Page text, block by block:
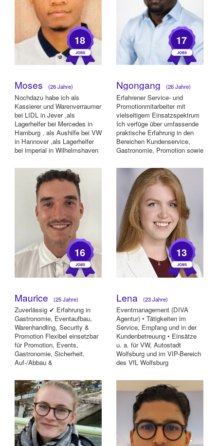
18
Moses (26 Jahre)
Nochdazu habe ich als
Kassierer und Warenverraumer
bei LIDL in Jever ,als
Lagerhelfer bei Mercedes in
Hamburg , als Aushilfe bei VW
in Hannover ,als Lagerhelfer
bei imperial in Wilhelmshaven
17
Ngongang (26 Jahre)
Erfahrener Service- und
Promotionmitarbeiter mit
vielseitigem Einsatzspektrum
Ich verfüge über umfassende
praktische Erfahrung in den
Bereichen Kundenservice,
Gastronomie, Promotion sowie
16
Maurice (25 Jahre)
Zuverlässig ✔ Erfahrung in
Gastronomie, Eventaufbau,
Warenhandling, Security &
Promotion Flexibel einsetzbar
für Promotion, Events,
Gastronomie, Sicherheit,
Auf-/Abbau &
13
Lena (23 Jahre)
Eventmanagement (DIVA
Agentur) • Tätigkeiten im
Service, Empfang und in der
Kundenbetreuung • Einsätze
u. a. für VW, Autostadt
Wolfsburg und im VIP-Bereich
des VfL Wolfsburg